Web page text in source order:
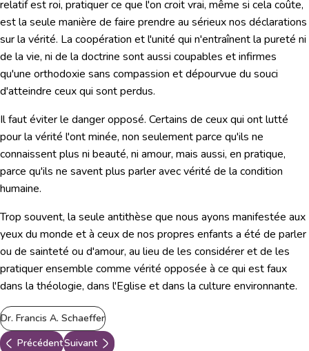
relatif est roi, pratiquer ce que l'on croit vrai, même si cela coûte,
est la seule manière de faire prendre au sérieux nos déclarations
sur la vérité. La coopération et l'unité qui n'entraînent la pureté ni
de la vie, ni de la doctrine sont aussi coupables et infirmes
qu'une orthodoxie sans compassion et dépourvue du souci
d'atteindre ceux qui sont perdus.
Il faut éviter le danger opposé. Certains de ceux qui ont lutté
pour la vérité l'ont minée, non seulement parce qu'ils ne
connaissent plus ni beauté, ni amour, mais aussi, en pratique,
parce qu'ils ne savent plus parler avec vérité de la condition
humaine.
Trop souvent, la seule antithèse que nous ayons manifestée aux
yeux du monde et à ceux de nos propres enfants a été de parler
ou de sainteté ou d'amour, au lieu de les considérer et de les
pratiquer ensemble comme vérité opposée à ce qui est faux
dans la théologie, dans l'Eglise et dans la culture environnante.
Dr. Francis A. Schaeffer
PrécédentSuivant